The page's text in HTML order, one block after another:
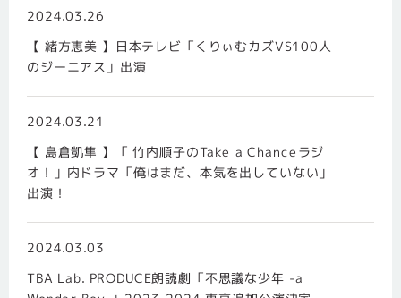
2024.03.26
【 緒方恵美 】日本テレビ「くりぃむカズVS100人
のジーニアス」出演
2024.03.21
【 島倉凱隼 】「 竹内順子のTake a Chanceラジ
オ！」内ドラマ「俺はまだ、本気を出していない」
出演！
2024.03.03
TBA Lab. PRODUCE朗読劇「不思議な少年 -a